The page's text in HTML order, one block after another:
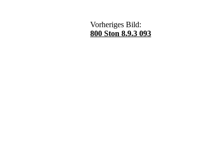
Vorheriges Bild:
800 Ston 8.9.3 093